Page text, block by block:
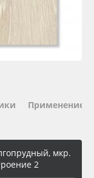
Применение
мкр.
2